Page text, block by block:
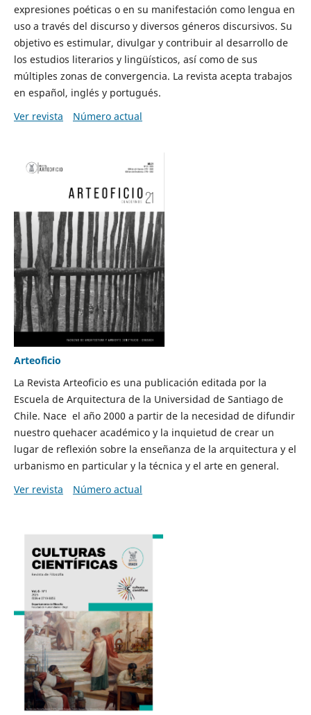
expresiones poéticas o en su manifestación como lengua en
uso a través del discurso y diversos géneros discursivos. Su
objetivo es estimular, divulgar y contribuir al desarrollo de
los estudios literarios y lingüísticos, así como de sus
múltiples zonas de convergencia. La revista acepta trabajos
en español, inglés y portugués.
Ver revista
Número actual
Arteoficio
La Revista Arteoficio es una publicación editada por la
Escuela de Arquitectura de la Universidad de Santiago de
Chile. Nace el año 2000 a partir de la necesidad de difundir
nuestro quehacer académico y la inquietud de crear un
lugar de reflexión sobre la enseñanza de la arquitectura y el
urbanismo en particular y la técnica y el arte en general.
Ver revista
Número actual